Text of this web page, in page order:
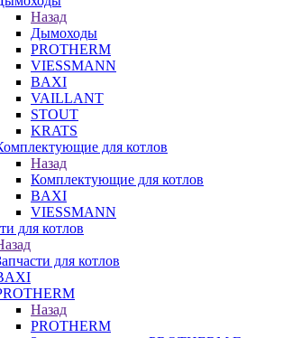
Назад
Дымоходы
PROTHERM
VIESSMANN
BAXI
VAILLANT
STOUT
KRATS
для котлов
Назад
Комплектующие для котлов
BAXI
VIESSMANN
для котлов
для котлов
Назад
PROTHERM